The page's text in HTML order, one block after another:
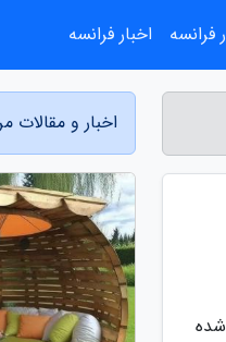
اخبار و مقالات
فرانسه اخبار فرانسه